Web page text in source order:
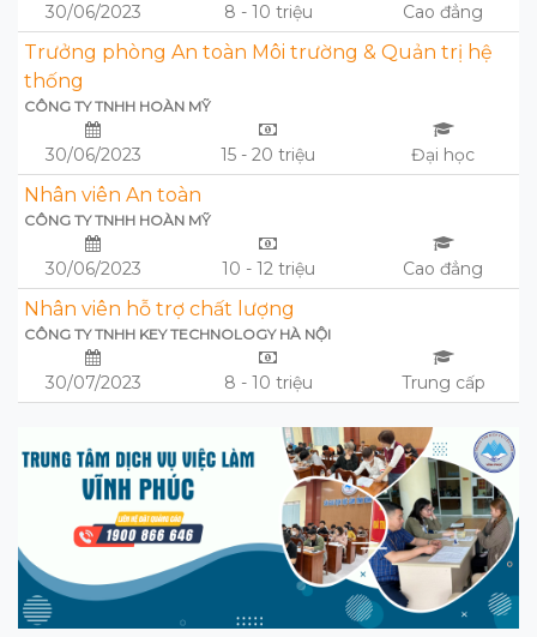
30/06/2023 8 - 10 triệu Cao đẳng
Trưởng phòng An toàn Môi trường & Quản trị hệ
thống
CÔNG TY TNHH HOÀN MỸ
30/06/2023 15 - 20 triệu Đại học
Nhân viên An toàn
CÔNG TY TNHH HOÀN MỸ
30/06/2023 10 - 12 triệu Cao đẳng
Nhân viên hỗ trợ chất lượng
CÔNG TY TNHH KEY TECHNOLOGY HÀ NỘI
30/07/2023 8 - 10 triệu Trung cấp